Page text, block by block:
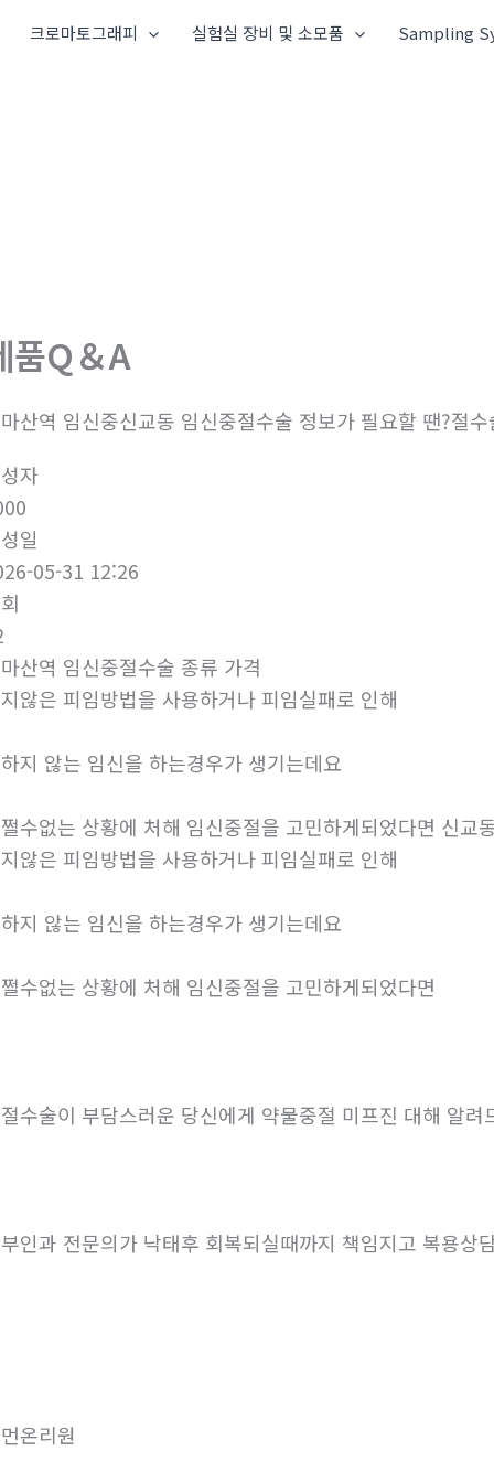
크로마토그래피 실험실 장비 및 소모품 Sampling
품Q＆A
산역 임신중신교동 임신중절수술 정보가 필요할 땐?절
자
일
05-31 12:26
산역 임신중절수술 종류 가격
않은 피임방법을 사용하거나 피임실패로 인해
지 않는 임신을 하는경우가 생기는데요
수없는 상황에 처해 임신중절을 고민하게되었다면 신교
않은 피임방법을 사용하거나 피임실패로 인해
지 않는 임신을 하는경우가 생기는데요
수없는 상황에 처해 임신중절을 고민하게되었다면
수술이 부담스러운 당신에게 약물중절 미프진 대해 알려
인과 전문의가 낙태후 회복되실때까지 책임지고 복용상
온리원